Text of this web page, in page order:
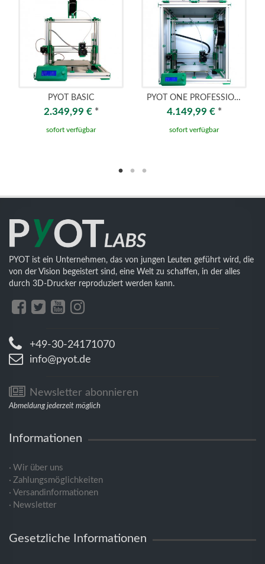
PYOT BASIC
2.349,99 € *
sofort verfügbar
PYOT ONE PROFESSIONAL - HEAVY DUTY
4.149,99 € *
sofort verfügbar
PYOT ist ein Unternehmen, das von jungen Leuten geführt wird, die
von der Vision begeistert sind, eine Welt zu schaffen, in der alles
durch 3D-Drucker reproduziert werden kann.
+49-30-24171070
info@pyot.de
Newsletter abonnieren
Abmeldung jederzeit möglich
Informationen
Wir über uns
Zahlungsmöglichkeiten
Versandinformationen
Newsletter
Gesetzliche Informationen